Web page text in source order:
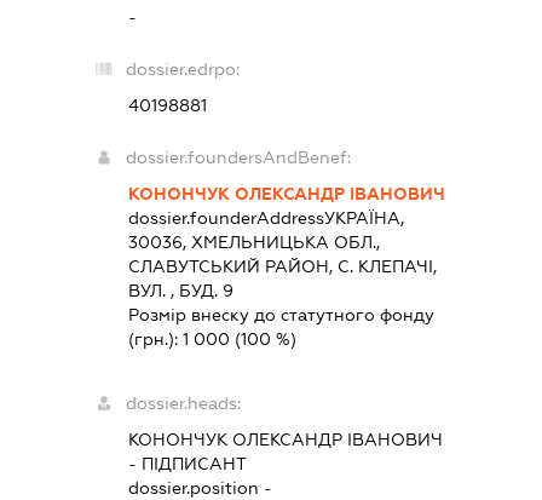
-
dossier.edrpo:
40198881
dossier.foundersAndBenef:
КОНОНЧУК ОЛЕКСАНДР ІВАНОВИЧ
dossier.founderAddressУКРАЇНА,
30036, ХМЕЛЬНИЦЬКА ОБЛ.,
СЛАВУТСЬКИЙ РАЙОН, С. КЛЕПАЧІ,
ВУЛ. , БУД. 9
Розмір внеску до статутного фонду
(грн.):1 000 (100 %)
dossier.heads:
КОНОНЧУК ОЛЕКСАНДР ІВАНОВИЧ
- ПІДПИСАНТ
dossier.position -